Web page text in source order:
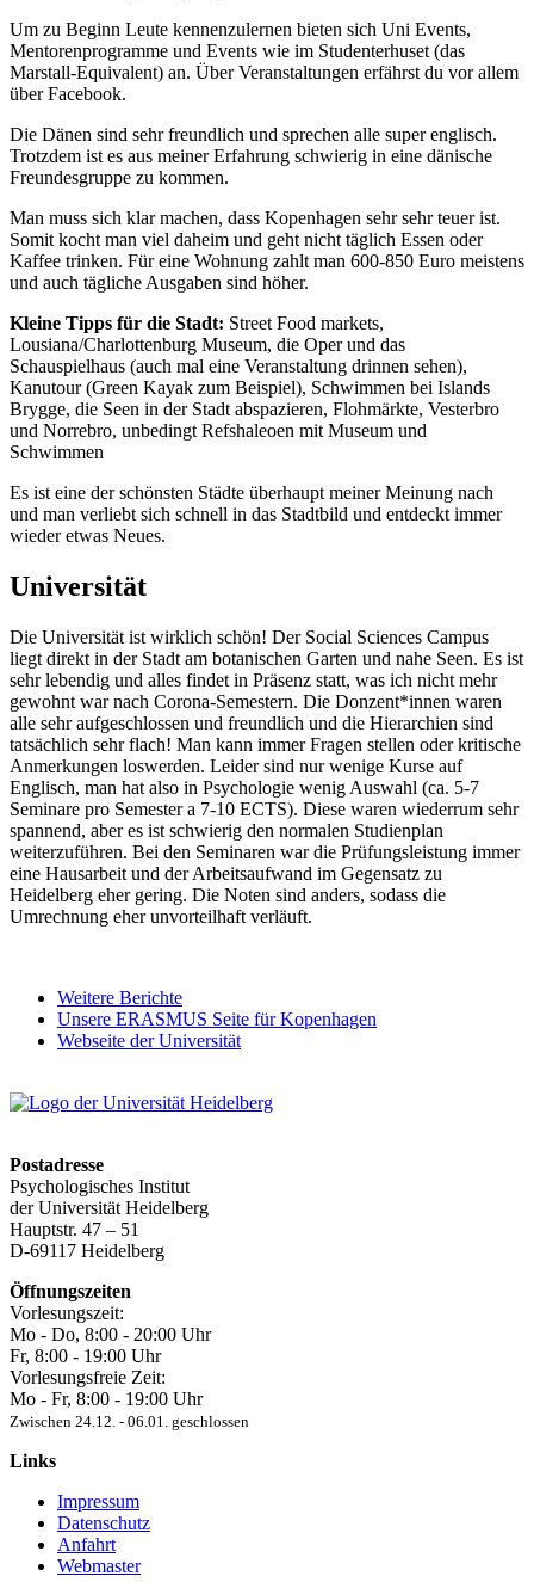
Um zu Beginn Leute kennenzulernen bieten sich Uni Events,
Mentorenprogramme und Events wie im Studenterhuset (das
Marstall-Equivalent) an. Über Veranstaltungen erfährst du vor allem
über Facebook.
Die Dänen sind sehr freundlich und sprechen alle super englisch.
Trotzdem ist es aus meiner Erfahrung schwierig in eine dänische
Freundesgruppe zu kommen.
Man muss sich klar machen, dass Kopenhagen sehr sehr teuer ist.
Somit kocht man viel daheim und geht nicht täglich Essen oder
Kaffee trinken. Für eine Wohnung zahlt man 600-850 Euro meistens
und auch tägliche Ausgaben sind höher.
Kleine Tipps für die Stadt: Street Food markets,
Lousiana/Charlottenburg Museum, die Oper und das
Schauspielhaus (auch mal eine Veranstaltung drinnen sehen),
Kanutour (Green Kayak zum Beispiel), Schwimmen bei Islands
Brygge, die Seen in der Stadt abspazieren, Flohmärkte, Vesterbro
und Norrebro, unbedingt Refshaleoen mit Museum und
Schwimmen
Es ist eine der schönsten Städte überhaupt meiner Meinung nach
und man verliebt sich schnell in das Stadtbild und entdeckt immer
wieder etwas Neues.
Universität
Die Universität ist wirklich schön! Der Social Sciences Campus
liegt direkt in der Stadt am botanischen Garten und nahe Seen. Es ist
sehr lebendig und alles findet in Präsenz statt, was ich nicht mehr
gewohnt war nach Corona-Semestern. Die Donzent*innen waren
alle sehr aufgeschlossen und freundlich und die Hierarchien sind
tatsächlich sehr flach! Man kann immer Fragen stellen oder kritische
Anmerkungen loswerden. Leider sind nur wenige Kurse auf
Englisch, man hat also in Psychologie wenig Auswahl (ca. 5-7
Seminare pro Semester a 7-10 ECTS). Diese waren wiederrum sehr
spannend, aber es ist schwierig den normalen Studienplan
weiterzuführen. Bei den Seminaren war die Prüfungsleistung immer
eine Hausarbeit und der Arbeitsaufwand im Gegensatz zu
Heidelberg eher gering. Die Noten sind anders, sodass die
Umrechnung eher unvorteilhaft verläuft.
Weitere Berichte
Unsere ERASMUS Seite für Kopenhagen
Webseite der Universität
Postadresse
Psychologisches Institut
der Universität Heidelberg
Hauptstr. 47 – 51
D-69117 Heidelberg
Öffnungszeiten
Vorlesungszeit:
Mo - Do, 8:00 ‐ 20:00 Uhr
Fr, 8:00 ‐ 19:00 Uhr
Vorlesungsfreie Zeit:
Mo - Fr, 8:00 ‐ 19:00 Uhr
Zwischen 24.12. ‐ 06.01. geschlossen
Links
Impressum
Datenschutz
Anfahrt
Webmaster